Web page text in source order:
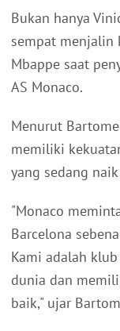
Bukan hanya
sempat menjalin
Mbappe saat
AS Monaco.
Menurut
memiliki
yang sedang
"Monaco
Barcelona
Kami adalah
dunia dan
baik," ujar